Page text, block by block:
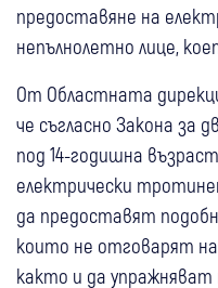
предоставяне на
непълнолетно лице,
От Областната
че съгласно Закона
под 14-годишна
електрически
да предоставят
които не отговарят
както и да